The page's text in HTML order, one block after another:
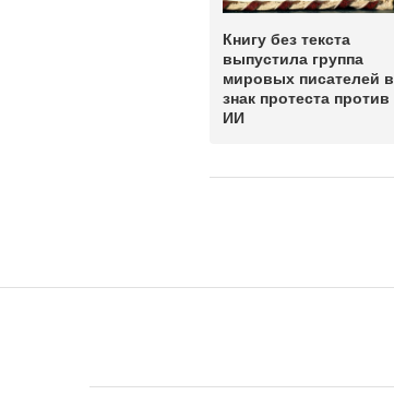
Книгу без текста
выпустила группа
мировых писателей в
знак протеста против
ИИ